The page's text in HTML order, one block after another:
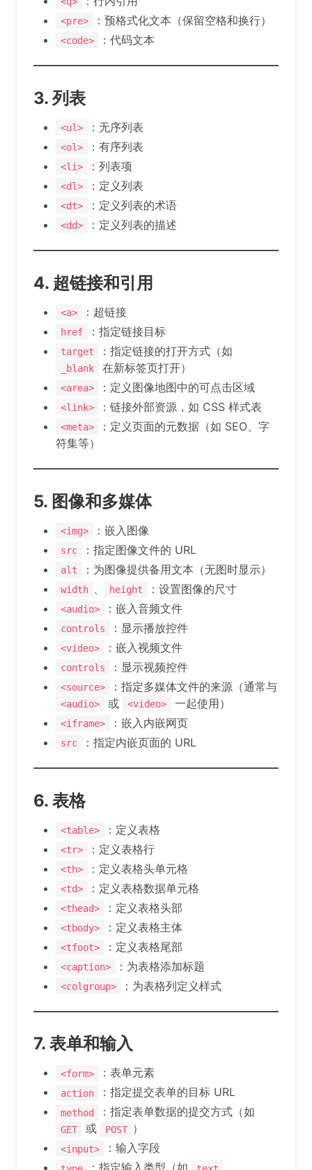
<pre> ：预格式化文本（保留空格和换行）
<code> ：代码文本
3. 列表
<ul> ：无序列表
<ol> ：有序列表
<li> ：列表项
<dl> ：定义列表
<dt> ：定义列表的术语
<dd> ：定义列表的描述
4. 超链接和引用
<a> ：超链接
href ：指定链接目标
target ：指定链接的打开方式（如
_blank 在新标签页打开）
<area> ：定义图像地图中的可点击区域
<link> ：链接外部资源，如 CSS 样式表
<meta>
：定义页面的元数据（如 SEO、字
符集等）
5. 图像和多媒体
<img> ：嵌入图像
src ：指定图像文件的 URL
alt ：为图像提供备用文本（无图时显示）
width height ：设置图像的尺寸
<audio> ：嵌入音频文件
controls ：显示播放控件
<video> ：嵌入视频文件
controls ：显示视频控件
<source> ：指定多媒体文件的来源（通常与
<audio> 或 <video> 一起使用）
<iframe> ：嵌入内嵌网页
src ：指定内嵌页面的 URL
6. 表格
<table> ：定义表格
<tr> ：定义表格行
<th> ：定义表格头单元格
<td> ：定义表格数据单元格
<thead> ：定义表格头部
<tbody> ：定义表格主体
<tfoot> ：定义表格尾部
<caption> ：为表格添加标题
<colgroup> ：为表格列定义样式
7. 表单和输入
<form> ：表单元素
action ：指定提交表单的目标 URL
method ：指定表单数据的提交方式（如
GET 或 POST ）
<input> ：输入字段